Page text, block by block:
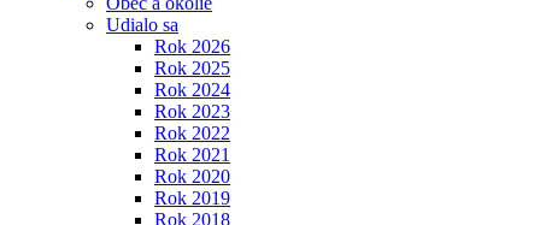
Udialo sa
Rok 2026
Rok 2025
Rok 2024
Rok 2023
Rok 2022
Rok 2021
Rok 2020
Rok 2019
Rok 2018